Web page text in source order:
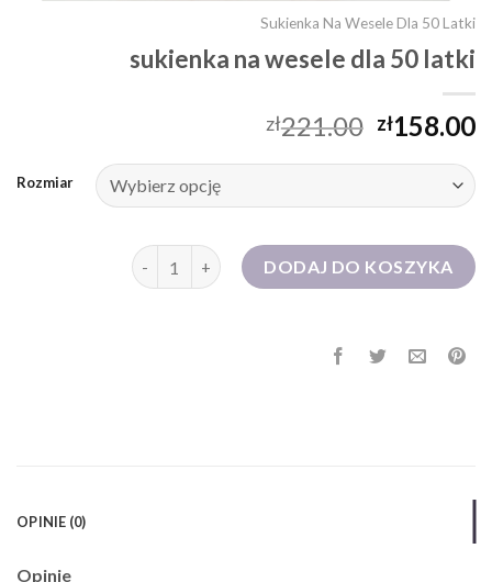
Sukienka Na Wesele Dla 50 Latki
sukienka na wesele dla 50 latki
zł221.00 zł158.00
Rozmiar
ilość sukienka na wesele dla 50 latki
DODAJ DO KOSZYKA
OPINIE (0)
Opinie